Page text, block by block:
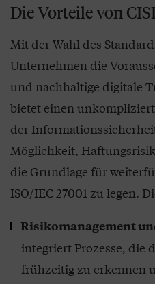
Die Vorteile von
Mit der Wahl des
Unternehmen die
und nachhaltige digitale
bietet einen
der
Möglichkeit,
die Grundlage für
ISO/IEC 27001 zu legen.
Risikomanagement
integriert Prozesse, die
frühzeitig zu erkennen